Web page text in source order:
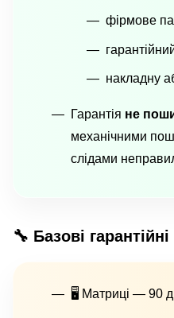
фірмове
накладну
Гарантія не
механічними
слідами
🔧 Базові
🖥 Матриці — 90